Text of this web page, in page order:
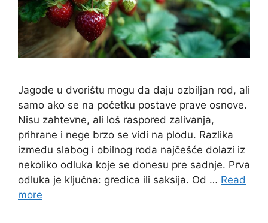
Jagode u dvorištu mogu da daju ozbiljan rod, ali
samo ako se na početku postave prave osnove.
Nisu zahtevne, ali loš raspored zalivanja,
prihrane i nege brzo se vidi na plodu. Razlika
između slabog i obilnog roda najčešće dolazi iz
nekoliko odluka koje se donesu pre sadnje. Prva
odluka je ključna: gredica ili saksija. Od … Read
more